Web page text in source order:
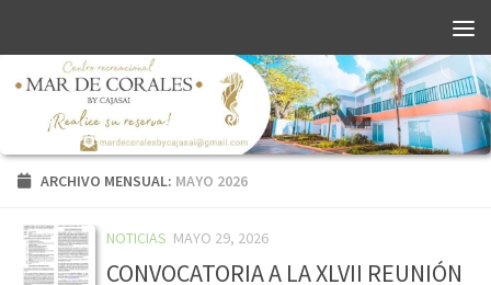
ARCHIVO MENSUAL: MAYO 2026
NOTICIAS MAYO 29, 2026
CONVOCATORIA A LA XLVII REUNIÓN